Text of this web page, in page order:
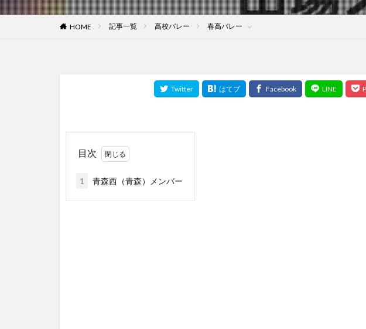
HOME 記事一覧 高校バレー 春高バレー
目次
1 青森西（青森）メンバー